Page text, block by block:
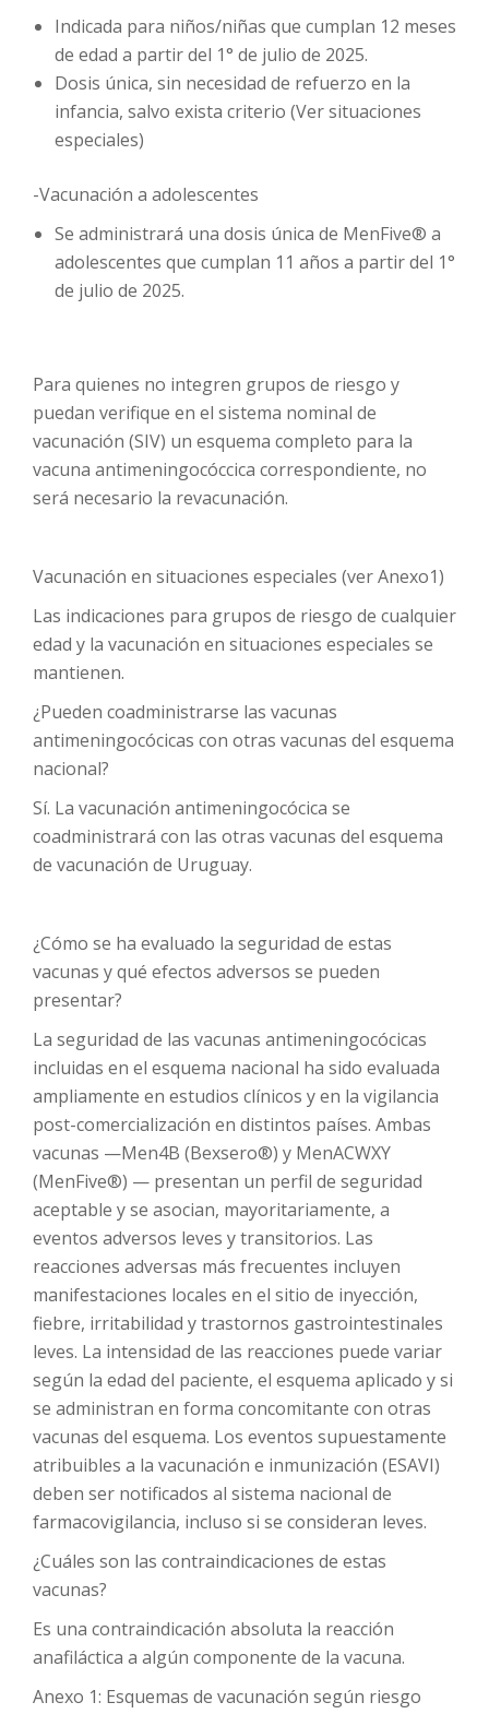
Indicada para niños/niñas que cumplan 12 meses
de edad a partir del 1° de julio de 2025.
Dosis única, sin necesidad de refuerzo en la
infancia, salvo exista criterio (Ver situaciones
especiales)
-Vacunación a adolescentes
Se administrará una dosis única de MenFive® a
adolescentes que cumplan 11 años a partir del 1°
de julio de 2025.
Para quienes no integren grupos de riesgo y
puedan verifique en el sistema nominal de
vacunación (SIV) un esquema completo para la
vacuna antimeningocóccica correspondiente, no
será necesario la revacunación.
Vacunación en situaciones especiales (ver Anexo1)
Las indicaciones para grupos de riesgo de cualquier
edad y la vacunación en situaciones especiales se
mantienen.
¿Pueden coadministrarse las vacunas
antimeningocócicas con otras vacunas del esquema
nacional?
Sí. La vacunación antimeningocócica se
coadministrará con las otras vacunas del esquema
de vacunación de Uruguay.
¿Cómo se ha evaluado la seguridad de estas
vacunas y qué efectos adversos se pueden
presentar?
La seguridad de las vacunas antimeningocócicas
incluidas en el esquema nacional ha sido evaluada
ampliamente en estudios clínicos y en la vigilancia
post-comercialización en distintos países. Ambas
vacunas —Men4B (Bexsero®) y MenACWXY
(MenFive®) — presentan un perfil de seguridad
aceptable y se asocian, mayoritariamente, a
eventos adversos leves y transitorios. Las
reacciones adversas más frecuentes incluyen
manifestaciones locales en el sitio de inyección,
fiebre, irritabilidad y trastornos gastrointestinales
leves. La intensidad de las reacciones puede variar
según la edad del paciente, el esquema aplicado y si
se administran en forma concomitante con otras
vacunas del esquema. Los eventos supuestamente
atribuibles a la vacunación e inmunización (ESAVI)
deben ser notificados al sistema nacional de
farmacovigilancia, incluso si se consideran leves.
¿Cuáles son las contraindicaciones de estas
vacunas?
Es una contraindicación absoluta la reacción
anafiláctica a algún componente de la vacuna.
Anexo 1: Esquemas de vacunación según riesgo